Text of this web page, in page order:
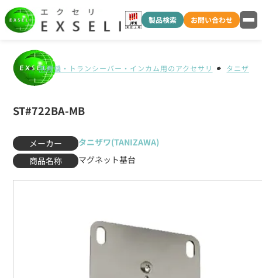
製品検索 お問い合わせ
無線機・トランシーバー・インカム用のアクセサリ タニザワ
ST#722BA-MB
メーカー
タニザワ(TANIZAWA)
商品名称
マグネット基台